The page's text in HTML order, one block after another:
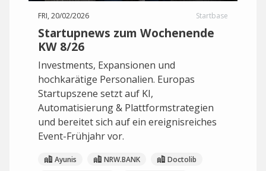
FRI, 20/02/2026 Startbase
Startupnews zum Wochenende
KW 8/26
Investments, Expansionen und
hochkarätige Personalien. Europas
Startupszene setzt auf KI,
Automatisierung & Plattformstrategien
und bereitet sich auf ein ereignisreiches
Event-Frühjahr vor.
Ayunis NRW.BANK
Doctolib